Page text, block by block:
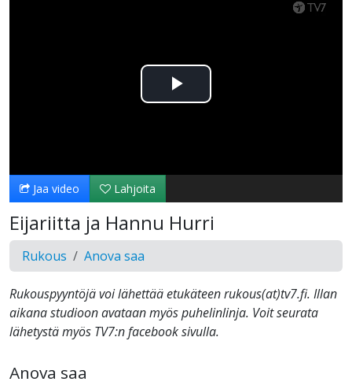
Toista
Jaa video Lahjoita
Eijariitta ja Hannu Hurri
Rukous Anova saa
Rukouspyyntöjä voi lähettää etukäteen rukous(at)tv7.fi. Illan
aikana studioon avataan myös puhelinlinja. Voit seurata
lähetystä myös TV7:n facebook sivulla.
Anova saa